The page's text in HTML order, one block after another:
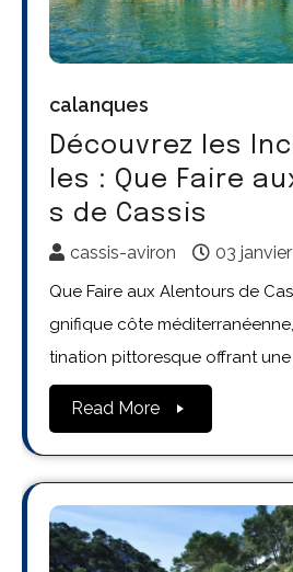
calanques
Découvrez les
les : Que Faire
s de Cassis
cassis-aviron 03
Que Faire aux Alentours de
gnifique côte
tination pittoresque offrant
Read More